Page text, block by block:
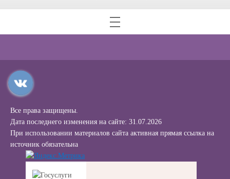
Все права защищены.
Дата последнего изменения на сайте: 31.07.2026
При использовании материалов сайта активная прямая ссылка на
источник обязательна